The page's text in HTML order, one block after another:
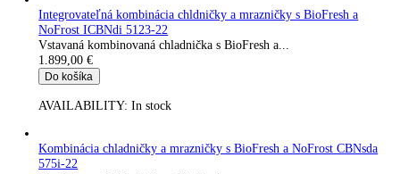
1.799,00€
Do košíka
AVAILABILITY:
Integrovateľná chladnička s BioFresh IRBci 4150-22
1.849,00€
Do košíka